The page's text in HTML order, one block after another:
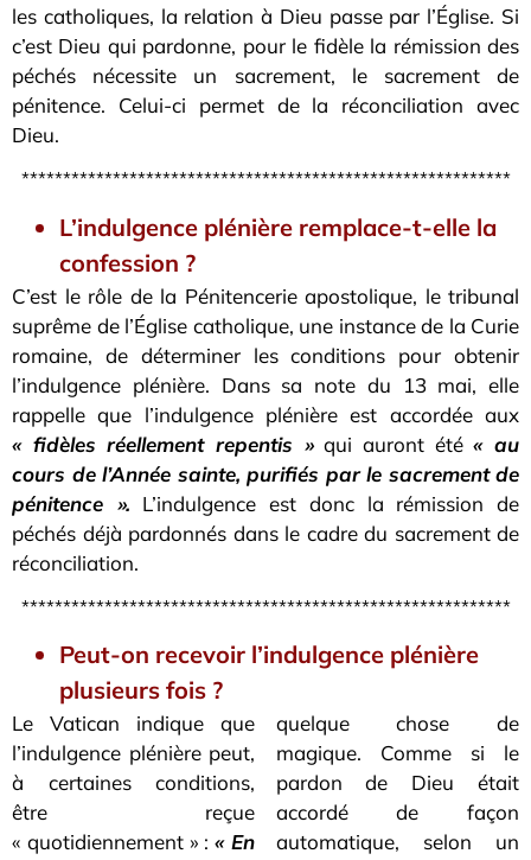
les catholiques, la relation à Dieu passe par l’Église. Si
c’est Dieu qui pardonne, pour le fidèle la rémission des
péchés nécessite un sacrement, le sacrement de
pénitence. Celui-ci permet de la réconciliation avec
Dieu.
***********************************************************
L’indulgence plénière remplace-t-elle la
confession ?
C’est le rôle de la Pénitencerie apostolique, le tribunal
suprême de l’Église catholique, une instance de la Curie
romaine, de déterminer les conditions pour obtenir
l’indulgence plénière. Dans sa note du 13 mai, elle
rappelle que l’indulgence plénière est accordée aux
« fidèles réellement repentis »qui auront été« au
cours de l’Année sainte, purifiés par le sacrement de
pénitence ». L’indulgence est donc la rémission de
péchés déjà pardonnés dans le cadre du sacrement de
réconciliation.
***********************************************************
Peut-on recevoir l’indulgence plénière
plusieurs fois ?
Le Vatican indique que
l’indulgence plénière peut,
à certaines conditions,
être reçue
« quotidiennement » : « En
quelque chose de
magique. Comme si le
pardon de Dieu était
accordé de façon
automatique, selon un